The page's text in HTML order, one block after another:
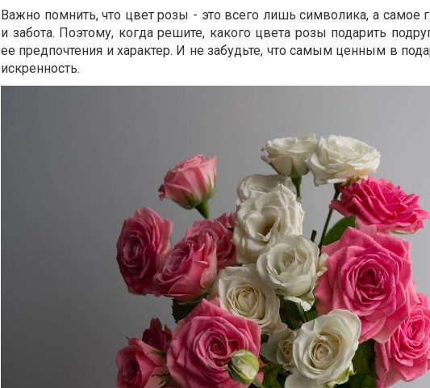
Важно помнить, что цвет розы - это всего лишь символика, а самое
и забота. Поэтому, когда решите, какого цвета розы подарить
ее предпочтения и характер. И не забудьте, что самым ценным в
искренность.